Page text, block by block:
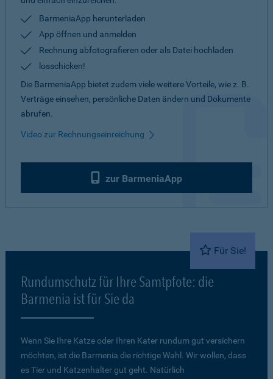
BarmeniaApp herunterladen
App öffnen und anmelden
Rechnung abfotografieren oder als Datei hochladen
losschicken!
Die BarmeniaApp bietet zudem viele weitere Vorteile, wie z. B.
Verträge einsehen, persönliche Daten ändern und Dokumente
abrufen.
Video zur Rechnungseinreichung
zur BarmeniaApp
Für Sie!
Rundumschutz für Ihre Samtpfote: die
Barmenia ist für Sie da
Wenn Sie Ihre Katze oder Ihren Kater rundum gut versichern
möchten, ist die Barmenia die richtige Wahl. Wir wollen, dass
es Tier und Katzenhalter gut geht. Natürlich